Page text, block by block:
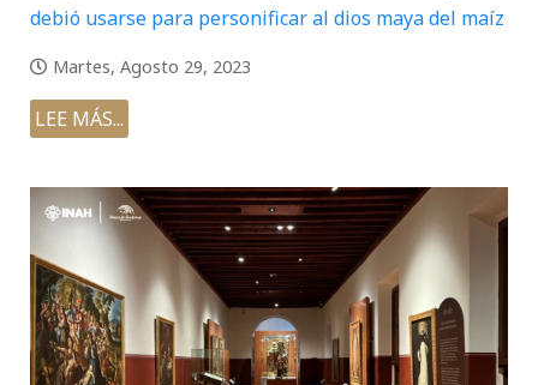
debió usarse para personificar al dios maya del maíz
Martes, Agosto 29, 2023
LEE MÁS...